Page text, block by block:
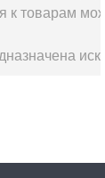
товарам